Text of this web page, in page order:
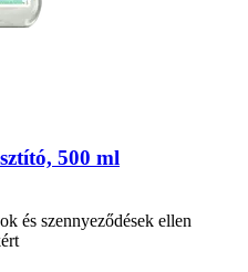
500 ml
és szennyeződések ellen